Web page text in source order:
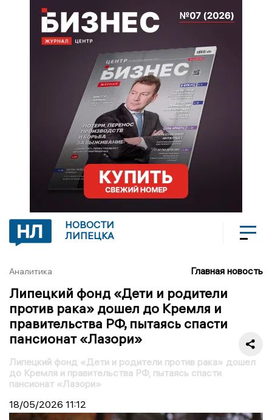
НОВОСТИ
ЛИПЕЦКА
Аналитика Главная новость
Липецкий фонд «Дети и родители
против рака» дошел до Кремля и
правительства РФ, пытаясь спасти
пансионат «Лазори»
Липецкий фонд «Дети и родители против рака» дошел
до Кремля и правительства РФ, пытаясь спасти
пансионат «Лазори»
18/05/2026 11:12